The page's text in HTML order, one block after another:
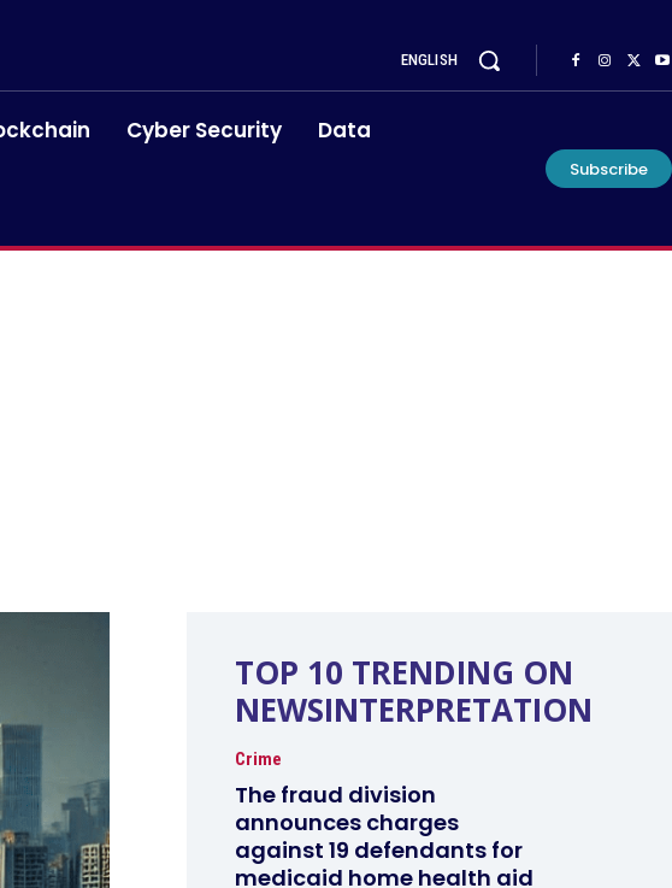
ENGLISH
Cyber Security Data
Subscribe
TOP 10 TRENDING ON
NEWSINTERPRETATION
Crime
The fraud division
announces charges
against 19 defendants for
medicaid home health aid